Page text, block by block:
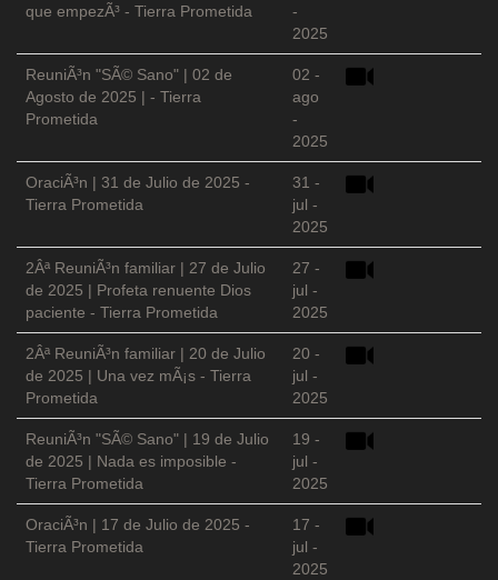
que empezÃ³ - Tierra Prometida
-
2025
ReuniÃ³n "SÃ© Sano" | 02 de
Agosto de 2025 | - Tierra
Prometida
02 -
ago
-
2025
OraciÃ³n | 31 de Julio de 2025 -
Tierra Prometida
31 -
jul -
2025
2Âª ReuniÃ³n familiar | 27 de Julio
de 2025 | Profeta renuente Dios
paciente - Tierra Prometida
27 -
jul -
2025
2Âª ReuniÃ³n familiar | 20 de Julio
de 2025 | Una vez mÃ¡s - Tierra
Prometida
20 -
jul -
2025
ReuniÃ³n "SÃ© Sano" | 19 de Julio
de 2025 | Nada es imposible -
Tierra Prometida
19 -
jul -
2025
OraciÃ³n | 17 de Julio de 2025 -
Tierra Prometida
17 -
jul -
2025